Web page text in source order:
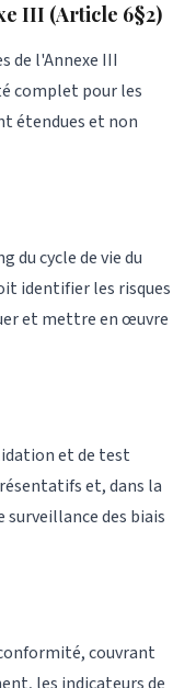
III (Article 6§2)
de l'Annexe III
complet pour les
étendues et non
du cycle de vie du
identifier les risques
et mettre en œuvre
et de test
et, dans la
surveillance des biais
couvrant